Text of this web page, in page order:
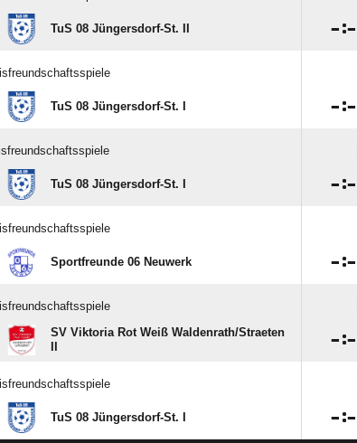
TuS 08 Jüngersdorf-St. II :
TuS 08 Jüngersdorf-St. I :
TuS 08 Jüngersdorf-St. I :
Sportfreunde 06 Neuwerk :
SV Viktoria Rot Weiß Waldenrath/​Straeten
:
TuS 08 Jüngersdorf-St. I :